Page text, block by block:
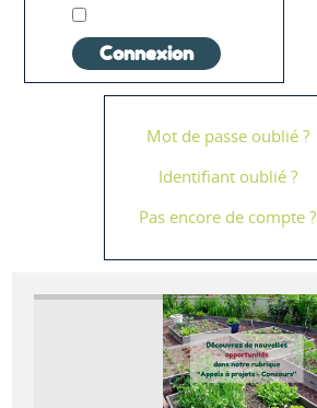
Connexion
Mot de passe oublié ?
Identifiant oublié ?
Pas encore de compte ?